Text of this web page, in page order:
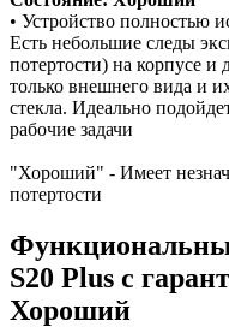
• Устройство полностью
Есть небольшие следы
потертости) на корпусе и
только внешнего вида и
стекла. Идеально
рабочие задачи
"Хороший" - Имеет
потертости
S20 Plus с
Хороший